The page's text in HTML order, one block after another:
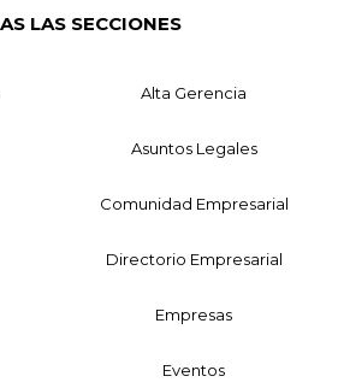
LAS SECCIONES
Alta Gerencia
Asuntos Legales
Comunidad Empresarial
Directorio Empresarial
Empresas
Eventos